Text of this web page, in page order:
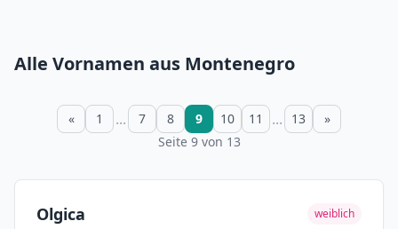
Alle Vornamen aus Montenegro
« 1 ... 7 8 9 10 11 ... 13
»
Seite 9 von 13
Olgica weiblich